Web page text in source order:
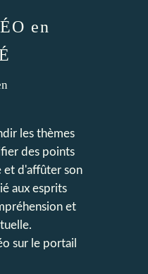
en
les thèmes
des points
et d'affûter son
aux esprits
et
sur le portail